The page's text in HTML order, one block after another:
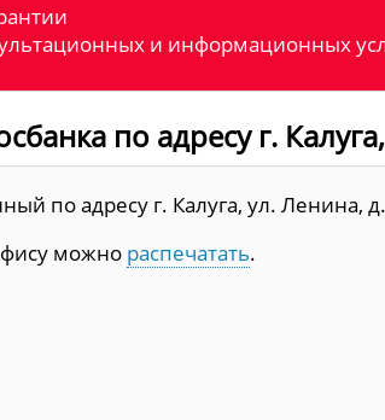
и информационных
по адресу г.
по адресу г. Калуга, ул. Ленина,
можно распечатать.